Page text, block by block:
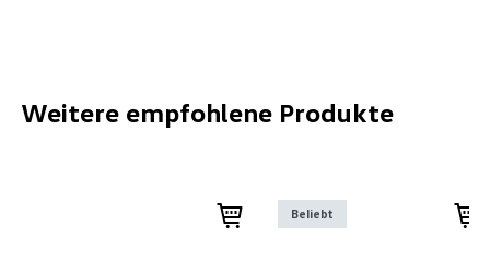
Weitere empfohlene Produkte
Beliebt